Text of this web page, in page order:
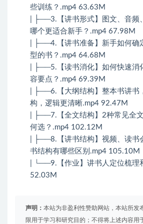
些训练？.mp4 63.63M
| ├──3.【讲书形式】图文、音频
哪个更适合新手？.mp4 67.98M
| ├──4.【讲书准备】新手如何确
型的书？.mp4 64.68M
| ├──5.【读书消化】如何快速消
容要点？.mp4 69.39M
| ├──6.【大纲结构】整本书讲书
构，逻辑更清晰.mp4 92.47M
| ├──7.【全文结构】2种常见全
何选？.mp4 102.12M
| ├──8.【讲书结构】视频、读书
书结构有哪些区别.mp4 105.10M
| └──9.【作业】讲书人定位梳理
52.03M
声明： 本站为非盈利性赞助网站，本站所发
限用于学习和研究目的；不得将上述内容用